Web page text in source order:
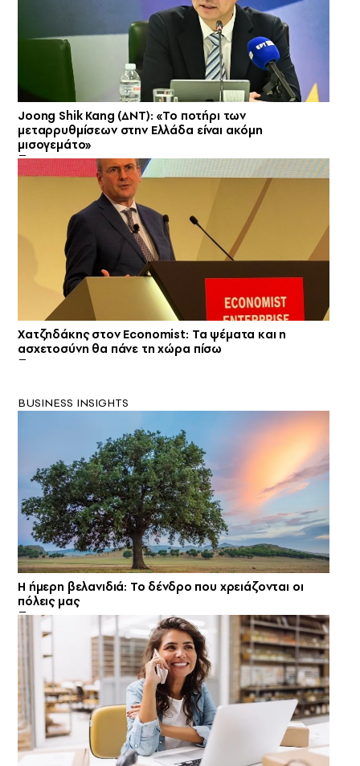
Joong Shik Kang (ΔΝΤ): «Το ποτήρι των
μεταρρυθμίσεων στην Ελλάδα είναι ακόμη
μισογεμάτο»
Χατζηδάκης στον Economist: Τα ψέματα και η
ασχετοσύνη θα πάνε τη χώρα πίσω
BUSINESS INSIGHTS
Η ήμερη βελανιδιά: Το δένδρο που χρειάζονται οι
πόλεις μας